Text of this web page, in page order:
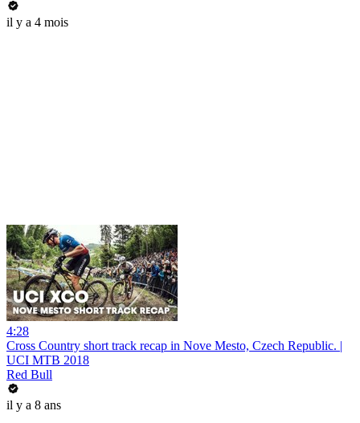
il y a 4 mois
4:28
Cross Country short track recap in Nove Mesto, Czech Republic. |
UCI MTB 2018
Red Bull
il y a 8 ans